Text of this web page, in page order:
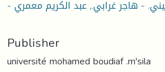
- هاجر غرابي., عبد الكريم معمري
Publisher
université mohamed boudiaf .m'sila